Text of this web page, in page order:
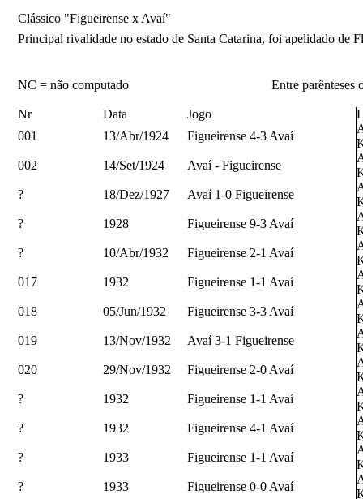
Clássico "Figueirense x Avaí"
Principal rivalidade no estado de Santa Catarina, foi apelidado de
NC = não computado Entre parênteses
Nr Data Jogo
001
13/Abr/1924 Figueirense 4-3 Avaí
002
14/Set/1924 Avaí - Figueirense
?
18/Dez/1927 Avaí 1-0 Figueirense
?
1928 Figueirense 9-3 Avaí
?
10/Abr/1932 Figueirense 2-1 Avaí
017
1932 Figueirense 1-1 Avaí
018
05/Jun/1932 Figueirense 3-3 Avaí
019
13/Nov/1932 Avaí 3-1 Figueirense
020
29/Nov/1932 Figueirense 2-0 Avaí
?
1932 Figueirense 1-1 Avaí
?
1932 Figueirense 4-1 Avaí
?
1933 Figueirense 1-1 Avaí
?
1933 Figueirense 0-0 Avaí